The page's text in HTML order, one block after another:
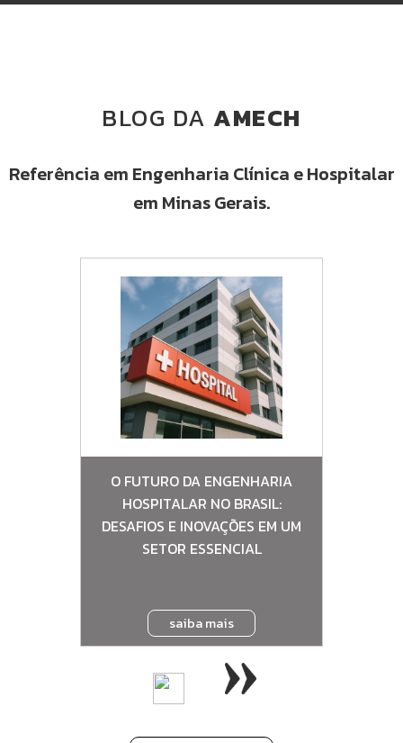
BLOG DAAMECH
Referência em Engenharia Clínica e Hospitalar
em Minas Gerais.
O FUTURO DA ENGENHARIA
HOSPITALAR NO BRASIL:
DESAFIOS E INOVAÇÕES EM UM
SETOR ESSENCIAL
saiba mais